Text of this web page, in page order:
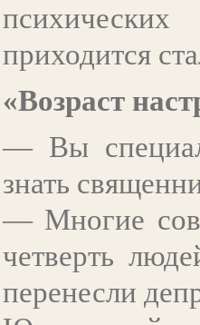
приходится
«Возраст
— Вы
знать
— Многие
четверть
перенесли